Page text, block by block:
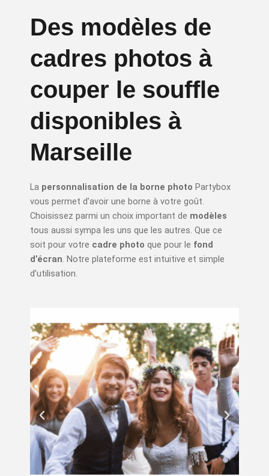
Des modèles de
cadres photos à
couper le souffle
disponibles à
Marseille
La personnalisation de la borne photo Partybox
vous permet d’avoir une borne à votre goût.
Choisissez parmi un choix important de modèles
tous aussi sympa les uns que les autres. Que ce
soit pour votre cadre photo que pour le fond
d’écran. Notre plateforme est intuitive et simple
d’utilisation.